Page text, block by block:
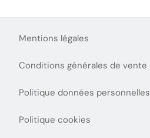
Mentions légales
Conditions générales de vente
Politique données personnelles
Politique cookies